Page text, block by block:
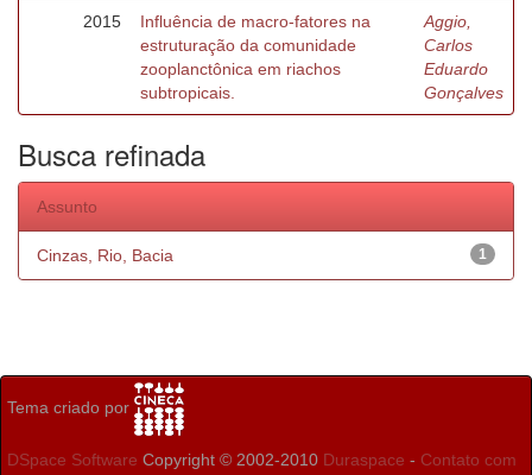
2015
Influência de macro-fatores na
estruturação da comunidade
zooplanctônica em riachos
subtropicais.
Aggio,
Carlos
Eduardo
Gonçalves
Busca refinada
Assunto
1
Cinzas, Rio, Bacia
Tema criado por
DSpace Software Copyright © 2002-2010 Duraspace - Contato com